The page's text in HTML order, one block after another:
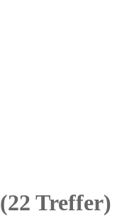
(22 Treffer)